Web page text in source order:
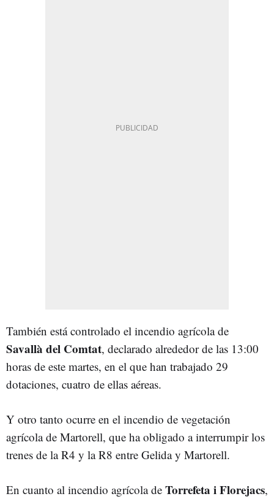
También está controlado el incendio agrícola de
Savallà del Comtat, declarado alrededor de las 13:00
horas de este martes, en el que han trabajado 29
dotaciones, cuatro de ellas aéreas.
Y otro tanto ocurre en el incendio de vegetación
agrícola de Martorell, que ha obligado a interrumpir los
trenes de la R4 y la R8 entre Gelida y Martorell.
En cuanto al incendio agrícola de Torrefeta i Florejacs,